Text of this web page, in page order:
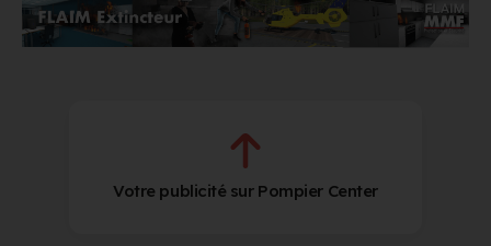
Votre publicité sur Pompier Center